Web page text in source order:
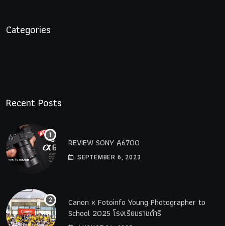
Categories
Recent Posts
REVIEW SONY A6700
SEPTEMBER 6, 2023
Canon x Fotoinfo​ Young​ Photographer to
School 2025 โรงเรียนราชดำริ